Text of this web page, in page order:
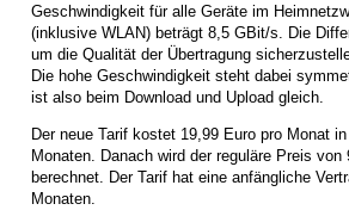
Geschwindigkeit für alle Geräte im
(inklusive WLAN) beträgt 8,5 GBit/s. Die
um die Qualität der Übertragung
Die hohe Geschwindigkeit steht dabei
ist also beim Download und Upload gleich.
Der neue Tarif kostet 19,99 Euro pro Monat
Monaten. Danach wird der reguläre Preis
berechnet. Der Tarif hat eine anfängliche
Monaten.